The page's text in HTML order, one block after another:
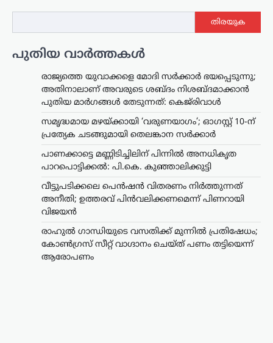
തിരയുക
പുതിയ വാർത്തകൾ
രാജ്യത്തെ യുവാക്കളെ മോദി സർക്കാർ ഭയപ്പെടുന്നു;
അതിനാലാണ് അവരുടെ ശബ്ദം നിശബ്ദമാക്കാൻ
പുതിയ മാർഗങ്ങൾ തേടുന്നത്: കെജ്‌രിവാൾ
സമൃദ്ധമായ മഴയ്ക്കായി ‘വരുണയാഗം’; ഓഗസ്റ്റ് 10-ന്
പ്രത്യേക ചടങ്ങുമായി തെലങ്കാന സർക്കാർ
പാണക്കാട്ടെ മണ്ണിടിച്ചിലിന് പിന്നിൽ അനധികൃത
പാറപൊട്ടിക്കൽ: പി.കെ. കുഞ്ഞാലിക്കുട്ടി
വീട്ടുപടിക്കലെ പെൻഷൻ വിതരണം നിർത്തുന്നത്
അനീതി; ഉത്തരവ് പിൻവലിക്കണമെന്ന് പിണറായി
വിജയൻ
രാഹുൽ ഗാന്ധിയുടെ വസതിക്ക് മുന്നിൽ പ്രതിഷേധം;
കോൺഗ്രസ് സീറ്റ് വാഗ്ദാനം ചെയ്ത് പണം തട്ടിയെന്ന്
ആരോപണം